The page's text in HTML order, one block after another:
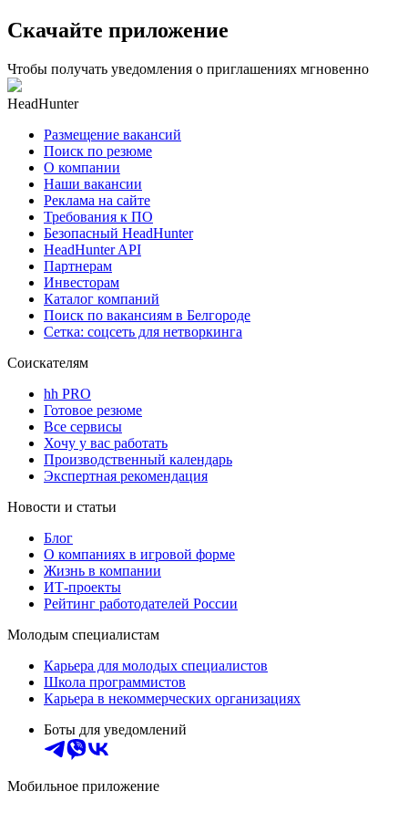
Скачайте приложение
Чтобы получать уведомления о приглашениях мгновенно
HeadHunter
Размещение вакансий
Поиск по резюме
О компании
Наши вакансии
Реклама на сайте
Требования к ПО
Безопасный HeadHunter
HeadHunter API
Партнерам
Инвесторам
Каталог компаний
Поиск по вакансиям в Белгороде
Сетка: соцсеть для нетворкинга
Соискателям
hh PRO
Готовое резюме
Все сервисы
Хочу у вас работать
Производственный календарь
Экспертная рекомендация
Новости и статьи
Блог
О компаниях в игровой форме
Жизнь в компании
ИТ-проекты
Рейтинг работодателей России
Молодым специалистам
Карьера для молодых специалистов
Школа программистов
Карьера в некоммерческих организациях
Боты для уведомлений
Мобильное приложение